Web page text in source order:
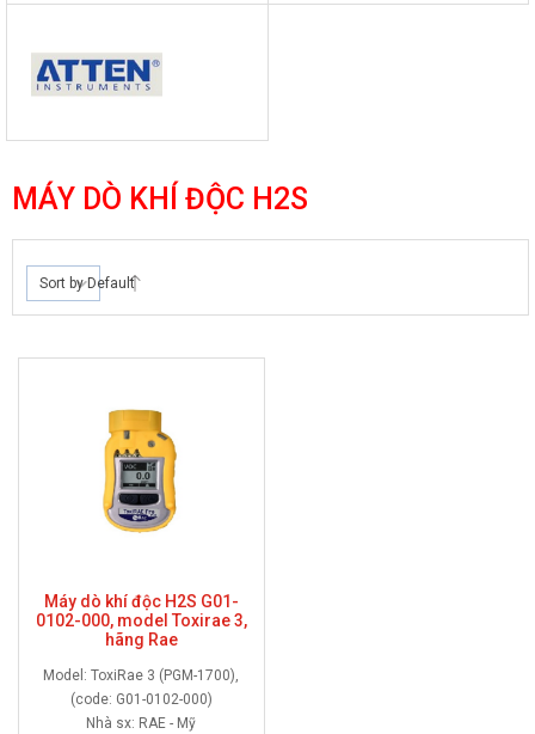
MÁY DÒ KHÍ ĐỘC H2S
Sort by Default
Máy dò khí độc H2S G01-
0102-000, model Toxirae 3,
hãng Rae
Model: ToxiRae 3 (PGM-1700),
(code: G01-0102-000)
Nhà sx: RAE - Mỹ